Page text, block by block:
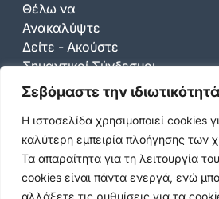
Σεβόμαστε την
Η ιστοσελίδα χρησιμοποιεί cookies
καλύτερη εμπειρία πλοήγησης των
Τα απαραίτητα για τη λειτουργία
cookies είναι πάντα ενεργά, ενώ
αλλάξετε τις ρυθμίσεις για τα
Θέλω να
Ανακαλύψτε
Δείτε - Ακούστε
Σημαντικοί Σύνδεσμοι
Επικοινωνία
Καραολή & Δημητρίου 36-44,
Τηλ. Κέντρο:213 2008600